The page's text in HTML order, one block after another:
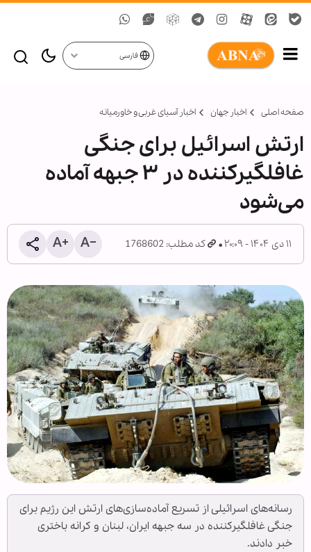
فارسی
صفحه اصلی اخبار جهان اخبار آسیای غربی و خاورمیانه
ارتش اسرائیل برای جنگی
غافلگیرکننده در ۳ جبهه آماده
می‌شود
۱۱ دی ۱۴۰۴ - ۲۰:۰۹ کد مطلب: 1768602
رسانه‌های اسرائیلی از تسریع آماده‌سازی‌های ارتش این رژیم برای
جنگی غافلگیرکننده در سه جبهه ایران، لبنان و کرانه باختری
خبر دادند.